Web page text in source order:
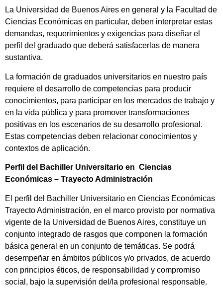
La Universidad de Buenos Aires en general y la Facultad de
Ciencias Económicas en particular, deben interpretar estas
demandas, requerimientos y exigencias para diseñar el
perfil del graduado que deberá satisfacerlas de manera
sustantiva.
La formación de graduados universitarios en nuestro país
requiere el desarrollo de competencias para producir
conocimientos, para participar en los mercados de trabajo y
en la vida pública y para promover transformaciones
positivas en los escenarios de su desarrollo profesional.
Estas competencias deben relacionar conocimientos y
contextos de aplicación.
Perfil del Bachiller Universitario en Ciencias
Económicas – Trayecto Administración
El perfil del Bachiller Universitario en Ciencias Económicas
Trayecto Administración, en el marco provisto por normativa
vigente de la Universidad de Buenos Aires, constituye un
conjunto integrado de rasgos que componen la formación
básica general en un conjunto de temáticas. Se podrá
desempeñar en ámbitos públicos y/o privados, de acuerdo
con principios éticos, de responsabilidad y compromiso
social, bajo la supervisión del/la profesional responsable.